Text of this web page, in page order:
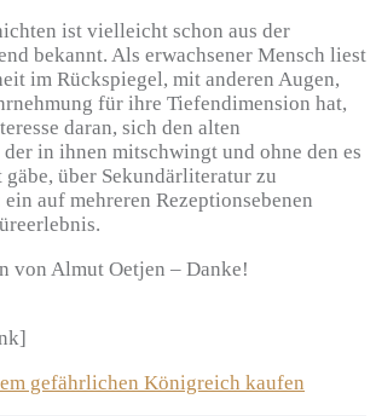
ist vielleicht schon aus der
bekannt. Als erwachsener Mensch liest
im Rückspiegel, mit anderen Augen,
für ihre Tiefendimension hat,
daran, sich den alten
in ihnen mitschwingt und ohne den es
über Sekundärliteratur zu
auf mehreren Rezeptionsebenen
von Almut Oetjen – Danke!
gefährlichen Königreich kaufen